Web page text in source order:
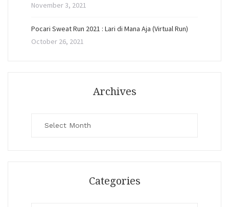
November 3, 2021
Pocari Sweat Run 2021 : Lari di Mana Aja (Virtual Run)
October 26, 2021
Archives
Categories